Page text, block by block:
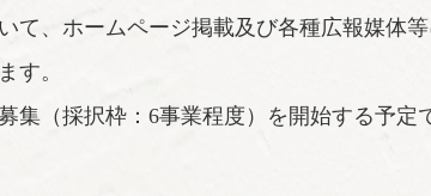
て、ホームページ掲載及び各種広報媒体
す。
集（採択枠：6事業程度）を開始する予定